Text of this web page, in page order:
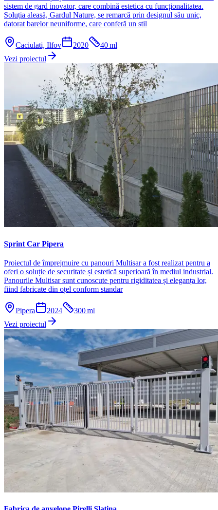
sistem de gard inovator, care combină estetica cu funcționalitatea.
Soluția aleasă, Gardul Nature, se remarcă prin designul său unic,
datorat barelor neuniforme, care conferă un stil
Caciulati, Ilfov 2020 40ml
Vezi proiectul
Sprint Car Pipera
Proiectul de împrejmuire cu panouri Multisar a fost realizat pentru a
oferi o soluție de securitate și estetică superioară în mediul industrial.
Panourile Multisar sunt cunoscute pentru rigiditatea și eleganța lor,
fiind fabricate din oțel conform standar
Pipera 2024 300ml
Vezi proiectul